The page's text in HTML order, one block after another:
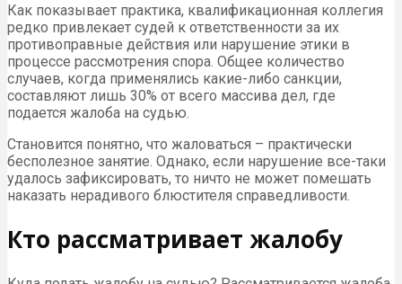
Как показывает практика, квалификационная коллегия
редко привлекает судей к ответственности за их
противоправные действия или нарушение этики в
процессе рассмотрения спора. Общее количество
случаев, когда применялись какие-либо санкции,
составляют лишь 30% от всего массива дел, где
подается жалоба на судью.
Становится понятно, что жаловаться – практически
бесполезное занятие. Однако, если нарушение все-таки
удалось зафиксировать, то ничто не может помешать
наказать нерадивого блюстителя справедливости.
Кто рассматривает жалобу